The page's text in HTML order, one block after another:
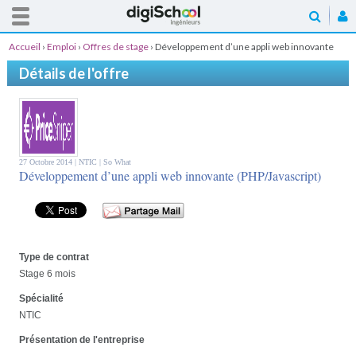
Accueil › Emploi › Offres de stage › Développement d’une appli web innovante
(PHP/Javascript)
Détails de l'offre
27 Octobre 2014 | NTIC | So What
Développement d’une appli web innovante (PHP/Javascript)
Type de contrat
Stage 6 mois
Spécialité
NTIC
Présentation de l'entreprise